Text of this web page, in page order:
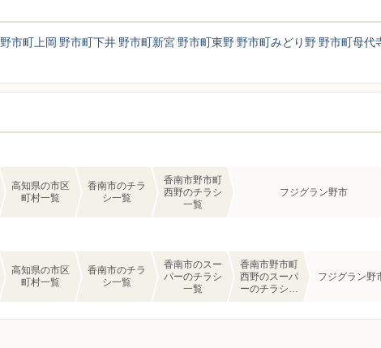
野市町上岡 野市町下井 野市町新宮 野市町東野 野市町みどり野 野市町母代
高知県の市区
町村一覧
香南市のチラ
シ一覧
香南市野市町
西野のチラシ
一覧
フジグラン野市
高知県の市区
町村一覧
香南市のチラ
シ一覧
香南市のスー
パーのチラシ
一覧
香南市野市町
西野のスーパ
ーのチラシ一
フジグラン野